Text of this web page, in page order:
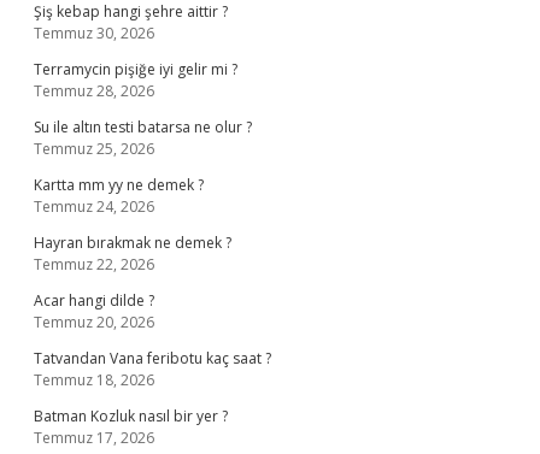
Şiş kebap hangi şehre aittir ?
Temmuz 30, 2026
Terramycin pişiğe iyi gelir mi ?
Temmuz 28, 2026
Su ile altın testi batarsa ne olur ?
Temmuz 25, 2026
Kartta mm yy ne demek ?
Temmuz 24, 2026
Hayran bırakmak ne demek ?
Temmuz 22, 2026
Acar hangi dilde ?
Temmuz 20, 2026
Tatvandan Vana feribotu kaç saat ?
Temmuz 18, 2026
Batman Kozluk nasıl bir yer ?
Temmuz 17, 2026